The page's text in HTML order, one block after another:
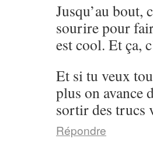
Jusqu’au bout,
sourire pour
est cool. Et ça,
Et si tu veux
plus on avance
sortir des trucs
Répondre